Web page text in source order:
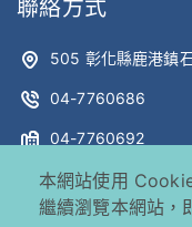
本網站使用
繼續瀏覽本網站，
聯絡方式
505 彰化縣鹿港鎮
04-7760686
04-7760692
sales@yi-full.com